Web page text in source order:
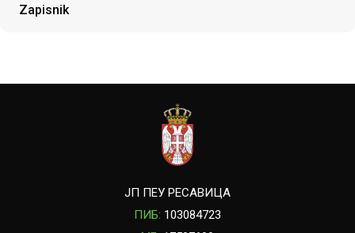
Zapisnik
ЈП ПЕУ РЕСАВИЦА
ПИБ: 103084723